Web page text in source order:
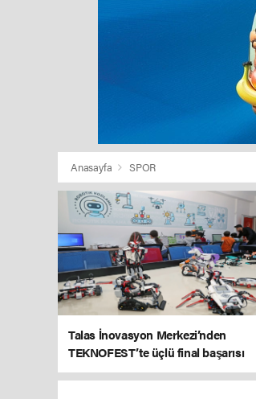
Anasayfa SPOR
Talas İnovasyon Merkezi’nden
TEKNOFEST’te üçlü final başarısı